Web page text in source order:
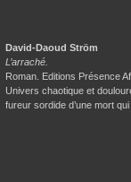
David-Daoud Ström
L’arraché.
Roman. Editions Présence
Univers chaotique et
fureur sordide d’une mort qui